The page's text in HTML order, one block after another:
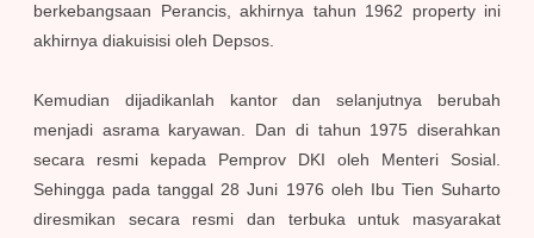
berkebangsaan Perancis, akhirnya tahun 1962 property ini
akhirnya diakuisisi oleh Depsos.
Kemudian dijadikanlah kantor dan selanjutnya berubah
menjadi asrama karyawan. Dan di tahun 1975 diserahkan
secara resmi kepada Pemprov DKI oleh Menteri Sosial.
Sehingga pada tanggal 28 Juni 1976 oleh Ibu Tien Suharto
diresmikan secara resmi dan terbuka untuk masyarakat